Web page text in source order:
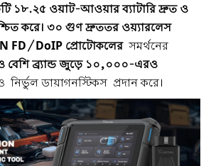
১৮.২৫ ওয়াট-আওয়ার ব্যাটারি দ্রুত ও
করে। ৩০ গুণ দ্রুততর ওয়্যারলেস
FD/DoIP প্রোটোকলের সমর্থনের
ব্র্যান্ড জুড়ে ১০,০০০-এরও
ওনির্ভুল ডায়াগনস্টিকস প্রদান করে।